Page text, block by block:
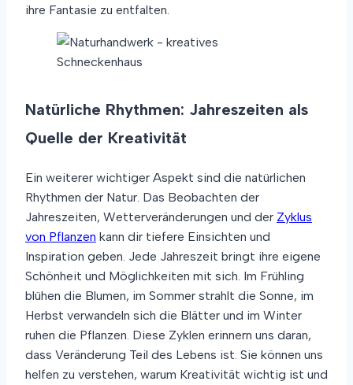
ihre Fantasie zu entfalten.
Natürliche Rhythmen: Jahreszeiten als
Quelle der Kreativität
Ein weiterer wichtiger Aspekt sind die natürlichen
Rhythmen der Natur. Das Beobachten der
Jahreszeiten, Wetterveränderungen und der Zyklus
von Pflanzen kann dir tiefere Einsichten und
Inspiration geben. Jede Jahreszeit bringt ihre eigene
Schönheit und Möglichkeiten mit sich. Im Frühling
blühen die Blumen, im Sommer strahlt die Sonne, im
Herbst verwandeln sich die Blätter und im Winter
ruhen die Pflanzen. Diese Zyklen erinnern uns daran,
dass Veränderung Teil des Lebens ist. Sie können uns
helfen zu verstehen, warum Kreativität wichtig ist und